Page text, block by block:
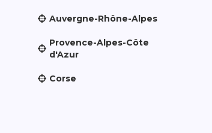
Auvergne-Rhône-Alpes
Provence-Alpes-Côte
d'Azur
Corse